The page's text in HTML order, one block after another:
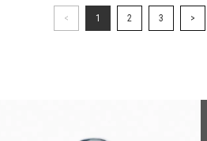
< 1 2 3 >